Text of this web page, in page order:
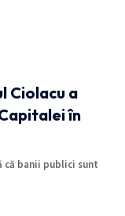
Ciolacu a
în
că banii publici sunt